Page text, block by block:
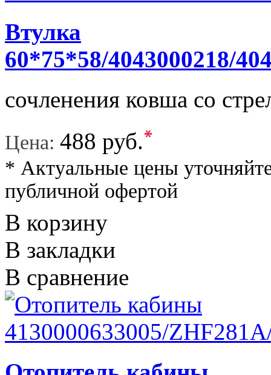
Втулка
60*75*58/4043000218/
сочленения ковша со
Цена: 488 руб.*
* Актуальные цены
публичной офертой
В корзину
В закладки
В сравнение